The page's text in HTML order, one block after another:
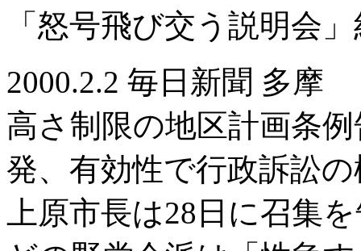
「怒号飛び交う説明会
2000.2.2 毎日新聞 多摩
高さ制限の地区計画条
発、有効性で行政訴訟
上原市長は28日に召集